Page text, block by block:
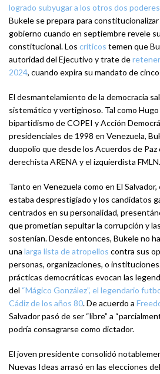
logrado subyugar a los otros dos
Bukele se prepara para
gobierno cuando en septiembre revele
constitucional. Los críticos temen que
autoridad del Ejecutivo y trate de
2024, cuando expira su mandato de
El desmantelamiento de la democracia
sistemático y vertiginoso. Tal como
bipartidismo de COPEI y Acción
presidenciales de 1998 en Venezuela,
duopolio que desde los Acuerdos de
derechista ARENA y el izquierdista FMLN.
Tanto en Venezuela como en El
estaba desprestigiado y los candidatos
centrados en su personalidad,
que prometían sepultar la corrupción y
sostenían. Desde entonces, Bukele no
una larga lista de atropellos contra sus
personas, organizaciones, o
prácticas democráticas evocan las
del “Mágico González”, el legendario
Cádiz de los años 80. De acuerdo a
Salvador pasó de ser “libre” a
podría consagrarse como dictador.
El joven presidente consolidó
Nuevas Ideas arrasó en las elecciones